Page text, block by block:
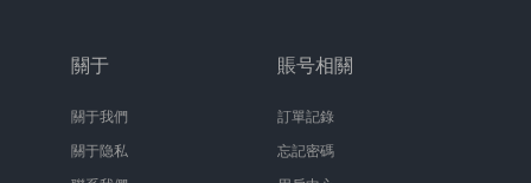
關于
關于我們
關于隐私
賬号相關
訂單記錄
忘記密碼